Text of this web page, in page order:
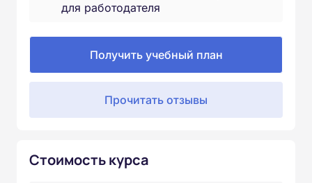
для работодателя
Получить учебный план
Прочитать отзывы
Стоимость курса